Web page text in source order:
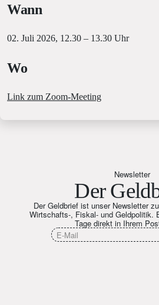
Wann
02. Juli 2026, 12.30 – 13.30 Uhr
Wo
Link zum Zoom-Meeting
Newsletter
Der
Der Geldbrief ist unser Newsletter
Wirtschafts-, Fiskal- und Geldpolitik.
Tage direkt in Ihrem